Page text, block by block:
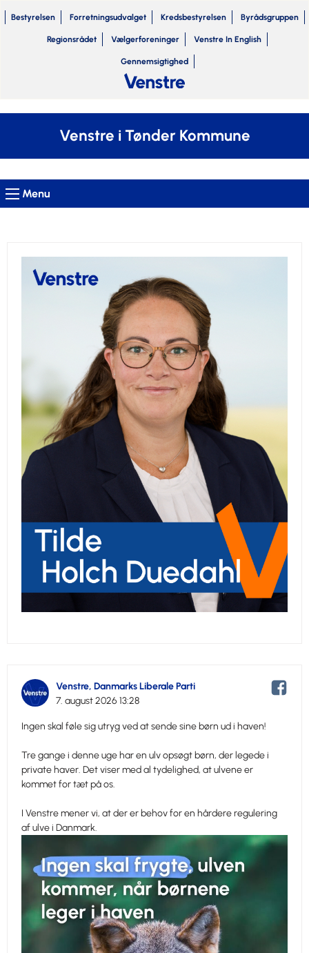
Bestyrelsen Forretningsudvalget Kredsbestyrelsen Byrådsgruppen
Regionsrådet Vælgerforeninger Venstre In English
Gennemsigtighed
Venstre i Tønder Kommune
Menu
Venstre, Danmarks Liberale Parti
7. august 2026 13:28
Ingen skal føle sig utryg ved at sende sine børn ud i haven!
Tre gange i denne uge har en ulv opsøgt børn, der legede i
private haver. Det viser med al tydelighed, at ulvene er
kommet for tæt på os.
I Venstre mener vi, at der er behov for en hårdere regulering
af ulve i Danmark.